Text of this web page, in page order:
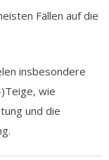
Fällen auf die
insbesondere
wie
und die